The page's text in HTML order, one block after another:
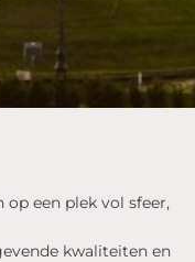
een plek vol sfeer,
kwaliteiten en